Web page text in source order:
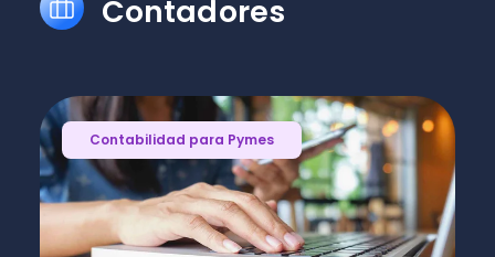
Contadores
Contabilidad para Pymes